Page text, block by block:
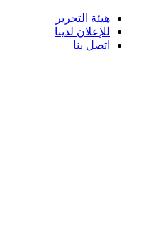
هيئة التحرير
للإعلان لدينا
اتصل بنا